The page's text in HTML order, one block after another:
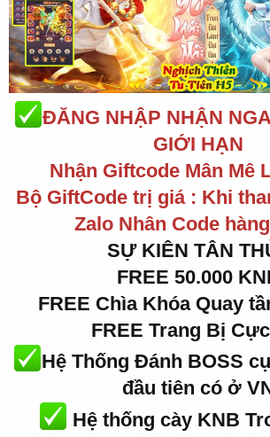
ĐĂNG NHẬP NHẬN
GIỚI HẠN
Nhận Giftcode Mân Mê
Bộ GiftCode trị giá : Khi
Zalo Nhân Code
SỰ KIÊN TÂN
FREE 50.000
FREE Chìa Khóa Quay
FREE Trang Bị
Hệ Thống Đánh BOSS
đầu tiên có ở
Hệ thống cày KNB